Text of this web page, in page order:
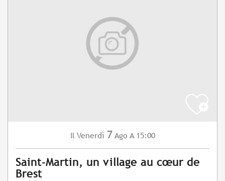
Il Venerdì 7 Ago A 15:00
Saint-Martin, un village au cœur de
Brest